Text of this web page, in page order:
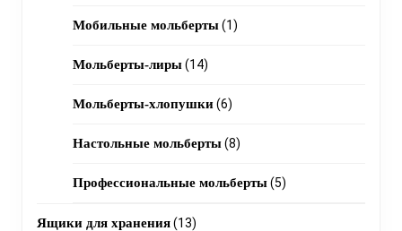
Мобильные мольберты 11
Мольберты-лиры 1414
products
Мольберты-хлопушки 66
products
Настольные мольберты 88
products
Профессиональные мольберты 55
Ящики для хранения 1313